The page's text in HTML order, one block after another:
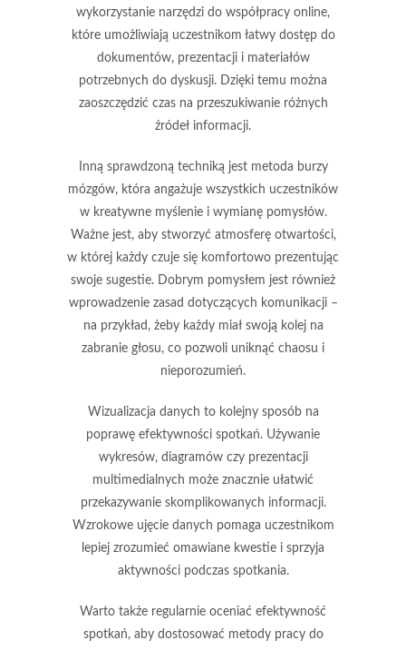
wykorzystanie narzędzi do współpracy online,
które umożliwiają uczestnikom łatwy dostęp do
dokumentów, prezentacji i materiałów
potrzebnych do dyskusji. Dzięki temu można
zaoszczędzić czas na przeszukiwanie różnych
źródeł informacji.
Inną sprawdzoną techniką jest metoda burzy
mózgów, która angażuje wszystkich uczestników
w kreatywne myślenie i wymianę pomysłów.
Ważne jest, aby stworzyć atmosferę otwartości,
w której każdy czuje się komfortowo prezentując
swoje sugestie. Dobrym pomysłem jest również
wprowadzenie zasad dotyczących komunikacji –
na przykład, żeby każdy miał swoją kolej na
zabranie głosu, co pozwoli uniknąć chaosu i
nieporozumień.
Wizualizacja danych to kolejny sposób na
poprawę efektywności spotkań. Używanie
wykresów, diagramów czy prezentacji
multimedialnych może znacznie ułatwić
przekazywanie skomplikowanych informacji.
Wzrokowe ujęcie danych pomaga uczestnikom
lepiej zrozumieć omawiane kwestie i sprzyja
aktywności podczas spotkania.
Warto także regularnie oceniać efektywność
spotkań, aby dostosować metody pracy do